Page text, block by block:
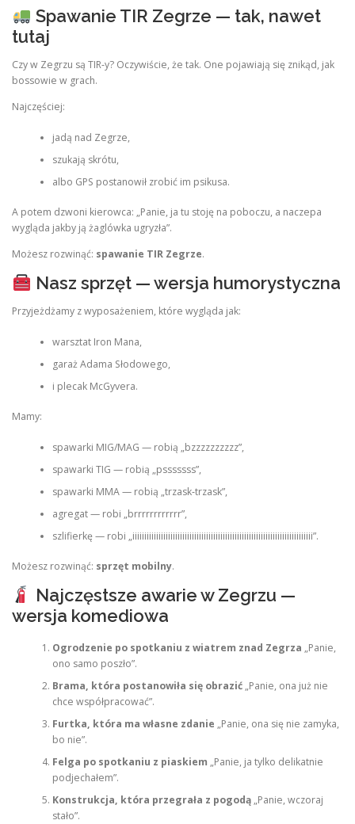
Spawanie TIR Zegrze — tak, nawet
tutaj
Czy w Zegrzu są TIR‑y? Oczywiście, że tak. One pojawiają się znikąd, jak
bossowie w grach.
Najczęściej:
jadą nad Zegrze,
szukają skrótu,
albo GPS postanowił zrobić im psikusa.
A potem dzwoni kierowca: „Panie, ja tu stoję na poboczu, a naczepa
wygląda jakby ją żaglówka ugryzła”.
Możesz rozwinąć: spawanie TIR Zegrze.
Nasz sprzęt — wersja humorystyczna
Przyjeżdżamy z wyposażeniem, które wygląda jak:
warsztat Iron Mana,
garaż Adama Słodowego,
i plecak McGyvera.
Mamy:
spawarki MIG/MAG — robią „bzzzzzzzzzz”,
spawarki TIG — robią „psssssss”,
spawarki MMA — robią „trzask‑trzask”,
agregat — robi „brrrrrrrrrrrr”,
szlifierkę — robi „iiiiiiiiiiiiiiiiiiiiiiiiiiiiiiiiiiiiiiiiiiiiiiiiiiiiiiiiiiiiiiiiiiiiiiiiiiii”.
Możesz rozwinąć: sprzęt mobilny.
Najczęstsze awarie w Zegrzu —
wersja komediowa
Ogrodzenie po spotkaniu z wiatrem znad Zegrza „Panie,
ono samo poszło”.
Brama, która postanowiła się obrazić„Panie, ona już nie
chce współpracować”.
Furtka, która ma własne zdanie „Panie, ona się nie zamyka,
bo nie”.
Felga po spotkaniu z piaskiem „Panie, ja tylko delikatnie
podjechałem”.
Konstrukcja, która przegrała z pogodą„Panie, wczoraj
stało”.